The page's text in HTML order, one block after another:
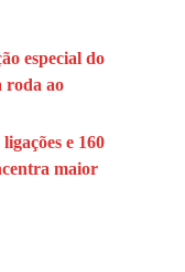
especial do
roda ao
e 160
maior